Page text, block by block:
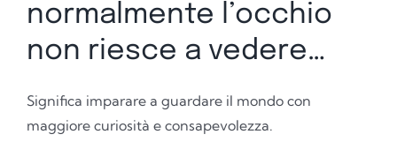
normalmente l’occhio
non riesce a vedere…
Significa imparare a guardare il mondo con
maggiore curiosità e consapevolezza.